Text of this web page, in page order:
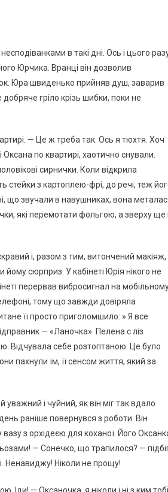
в такі дні. Ось і цього
Юрчика. Вранці він дозволив
Юра швиденько прийняв душ, заварив
гріло крізь шибки, поки не
— Це ж треба так. Ось я тюхтя. Хоч
по квартирі, хаотично снували.
сирнички. Коли відкрила
стейки з картоплею-фрі, до речі, теж
що звучали в навушниках, вона
які перемотати фольгою, а зверху ще
і, разом з тим, витончений макіяж,
сюрприз. У кабінеті Юрія нікого не
перервав вибросигнал на
тому що завжди довіряла
її просто приголомшило: » Я все
— «Ланочка». Пелена с ліз
Відчувала себе розтоптаною. Це було
пахнули їм, її сенсом життя, який за
уважний і чуйний, як він міг так вдало
раніше повернувся з роботи. Він
вазу з орхідеєю для коханої. Його
— Сонечко, що трапилося? —
Ненавиджу! Ніколи не прощу!